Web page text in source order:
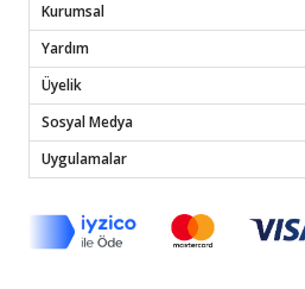
Kurumsal
Yardım
Üyelik
Sosyal Medya
Uygulamalar